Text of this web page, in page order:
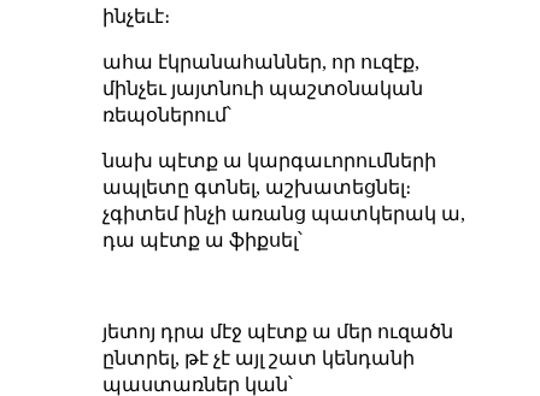
ինչեւէ։
ահա էկրանահաններ, որ ուզէք,
մինչեւ յայտնուի պաշտօնական
ռեպօներում՝
նախ պէտք ա կարգաւորումների
ապլետը գտնել, աշխատեցնել։
չգիտեմ ինչի առանց պատկերակ ա,
դա պէտք ա ֆիքսել՝
յետոյ դրա մէջ պէտք ա մեր ուզածն
ընտրել, թէ չէ այլ շատ կենդանի
պաստառներ կան՝